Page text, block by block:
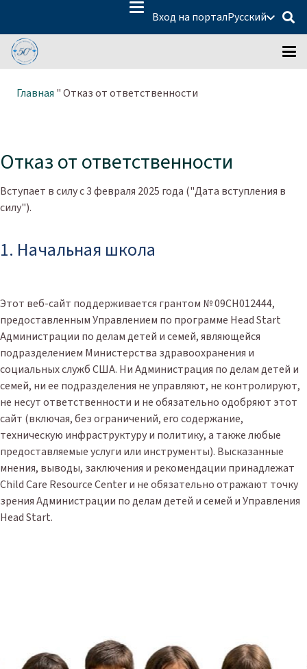
Вход на порталРусский
Главная "Отказ от ответственности
Отказ от ответственности
Вступает в силу с 3 февраля 2025 года ("Дата вступления в
силу").
1. Начальная школа
Этот веб-сайт поддерживается грантом № 09CH012444,
предоставленным Управлением по программе Head Start
Администрации по делам детей и семей, являющейся
подразделением Министерства здравоохранения и
социальных служб США. Ни Администрация по делам детей и
семей, ни ее подразделения не управляют, не контролируют,
не несут ответственности и не обязательно одобряют этот
сайт (включая, без ограничений, его содержание,
техническую инфраструктуру и политику, а также любые
предоставляемые услуги или инструменты). Высказанные
мнения, выводы, заключения и рекомендации принадлежат
Child Care Resource Center и не обязательно отражают точку
зрения Администрации по делам детей и семей и Управления
Head Start.